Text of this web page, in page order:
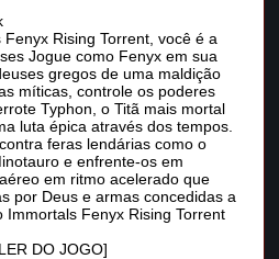
Fenyx Rising Torrent, você é a
Jogue como Fenyx em sua
gregos de uma maldição
míticas, controle os poderes
Typhon, o Titã mais mortal
luta épica através dos tempos.
feras lendárias como o
e enfrente-os em
em ritmo acelerado que
por Deus e armas concedidas a
Immortals Fenyx Rising Torrent
DO JOGO]